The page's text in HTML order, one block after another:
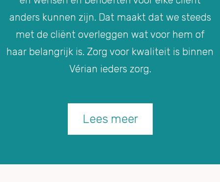
anders kunnen zijn. Dat maakt dat we steeds
met de cliënt overleggen wat voor hem of
haar belangrijk is. Zorg voor kwaliteit is binnen
Vérian ieders zorg.
Lees meer